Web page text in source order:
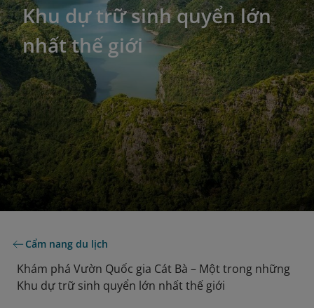
Khu dự trữ sinh quyển lớn
nhất thế giới
Cẩm nang du lịch
Khám phá Vườn Quốc gia Cát Bà – Một trong những
Khu dự trữ sinh quyển lớn nhất thế giới